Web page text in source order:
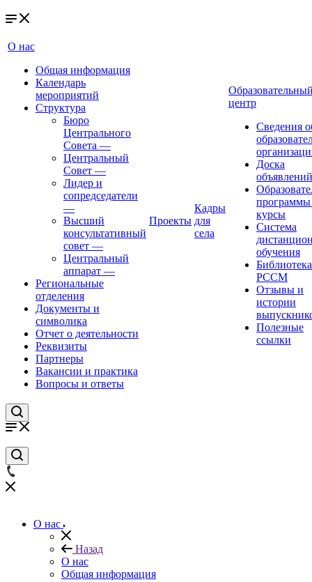
О нас
Общая информация
Календарь
мероприятий
Структура
Бюро
Центрального
Совета —
Центральный
Совет —
Лидер и
сопредседатели
—
Высший
консультативный
совет —
Центральный
аппарат —
Региональные
отделения
Документы и
символика
Отчет о деятельности
Реквизиты
Партнеры
Вакансии и практика
Вопросы и ответы
Проекты
Кадры
для
села
центр
Сведения
Доска
объявлений
курсы
Система
обучения
Библиотека
РССМ
Отзывы и
истории
Полезные
ссылки
О нас
Назад
О нас
Общая информация